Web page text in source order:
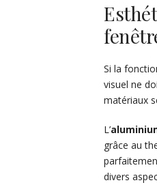
Si la
visuel ne
matériaux
L’
grâce au
divers